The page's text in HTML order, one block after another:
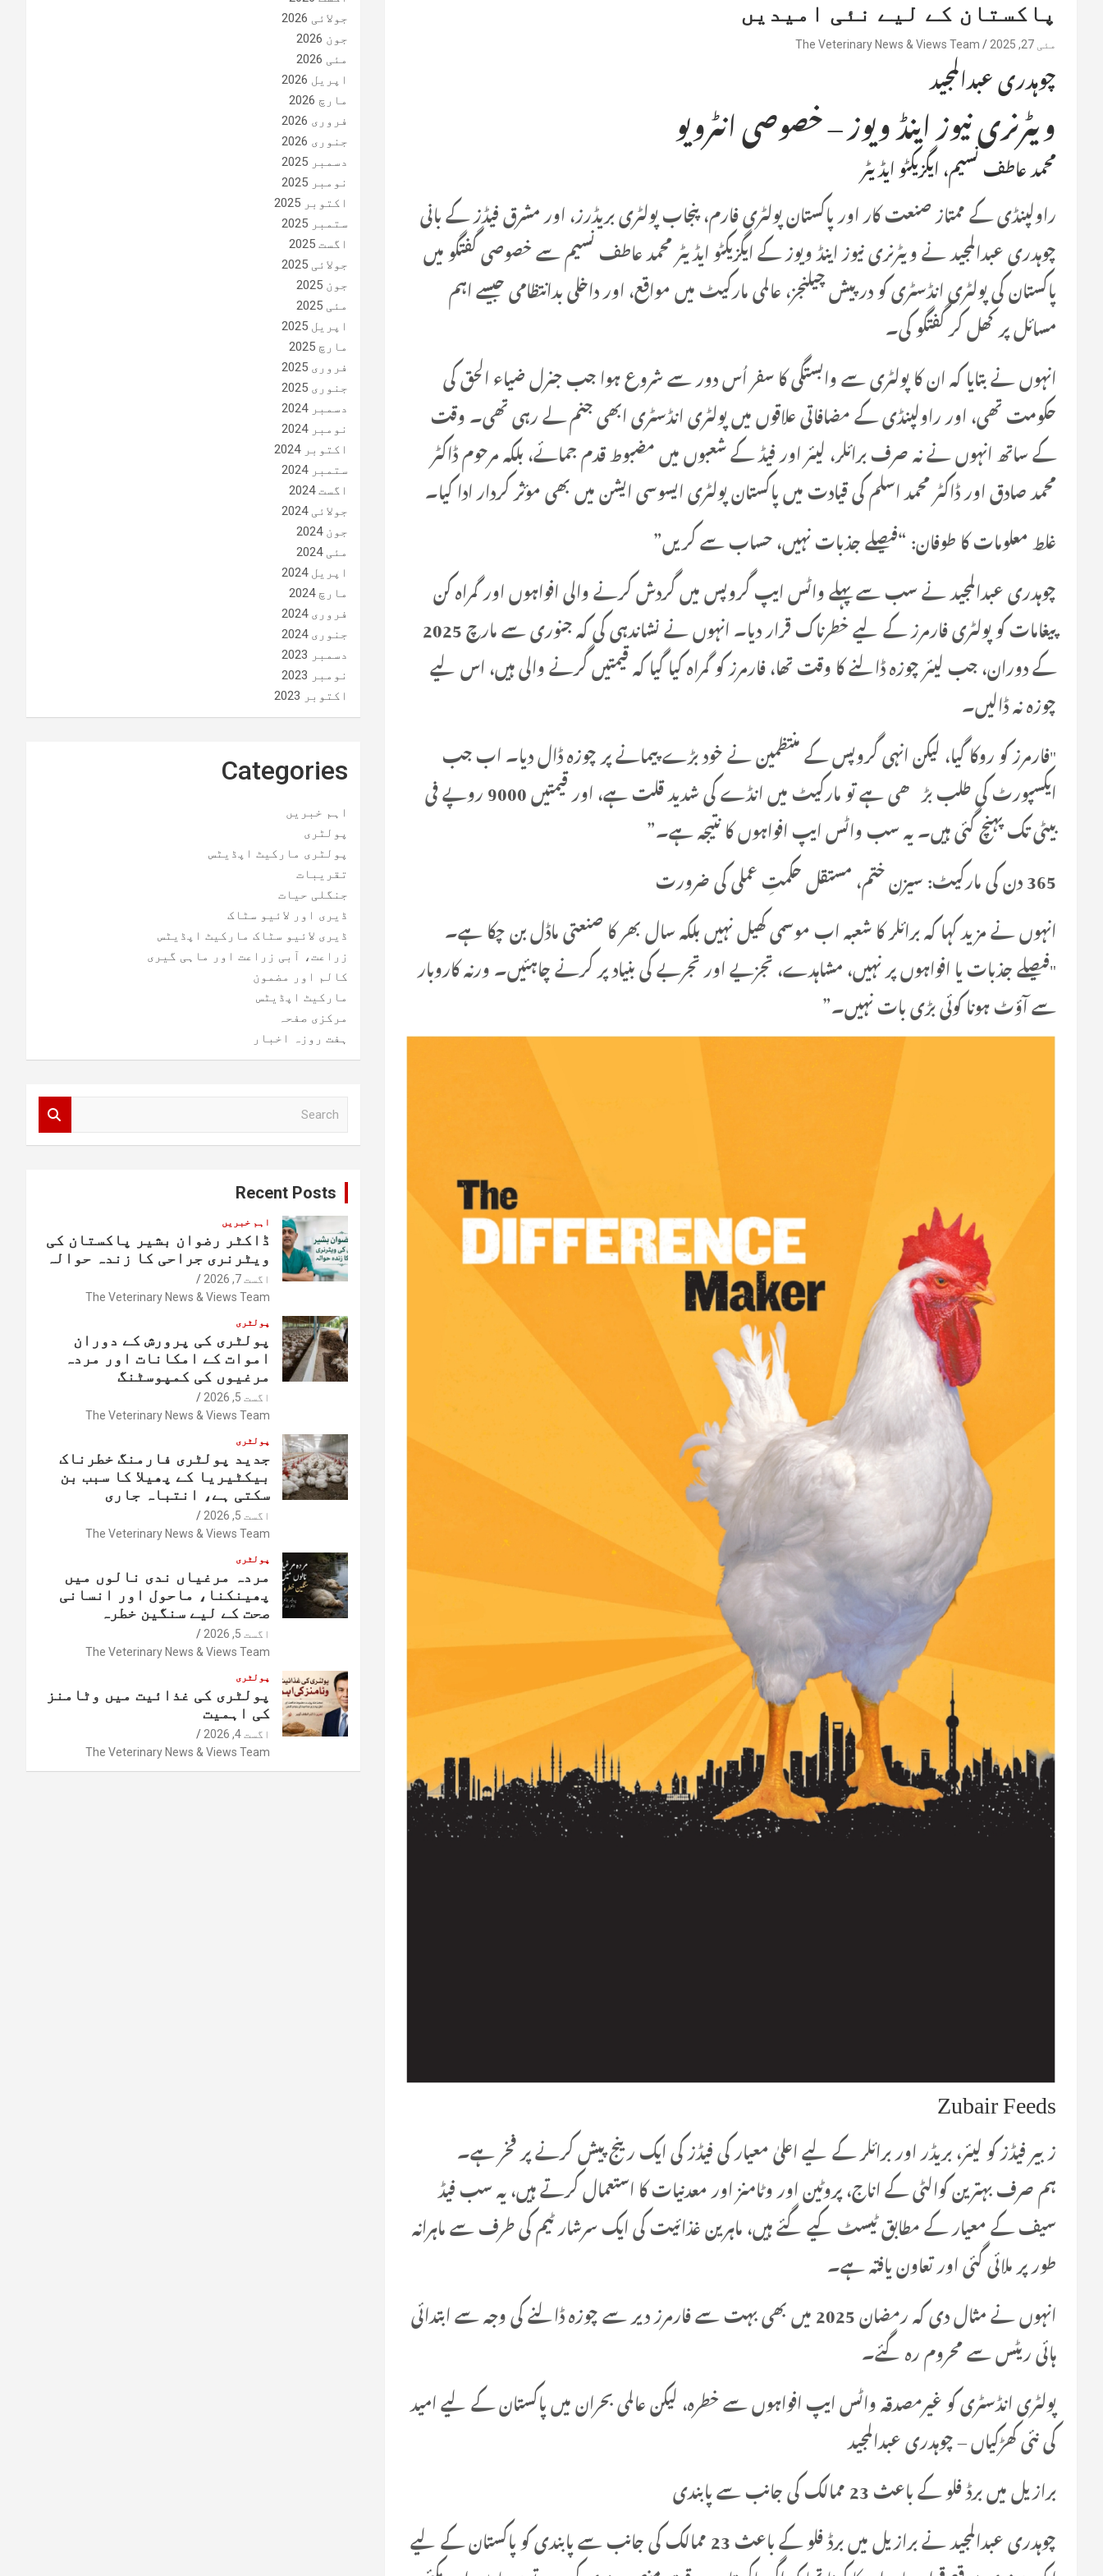
پاکستان کے لیے نئی امیدیں
مئی 27, 2025 The Veterinary News & Views Team
چوہدری عبدالمجید
ویٹرنری نیوز اینڈ ویوز – خصوصی انٹرویو
محمد عاطف نسیم، ایگزیکٹو ایڈیٹر
راولپنڈی کے ممتاز صنعت کار اور پاکستان پولٹری فارم، پنجاب پولٹری بریڈرز، اور مشرق فیڈز کے بانی
چوہدری عبدالمجید نے ویٹرنری نیوز اینڈ ویوز کے ایگزیکٹو ایڈیٹر محمد عاطف نسیم سے خصوصی گفتگو میں
پاکستان کی پولٹری انڈسٹری کو درپیش چیلنجز، عالمی مارکیٹ میں مواقع، اور داخلی بدانتظامی جیسے اہم
مسائل پر کھل کر گفتگو کی۔
انہوں نے بتایا کہ ان کا پولٹری سے وابستگی کا سفر اُس دور سے شروع ہوا جب جنرل ضیاء الحق کی
حکومت تھی، اور راولپنڈی کے مضافاتی علاقوں میں پولٹری انڈسٹری ابھی جنم لے رہی تھی۔ وقت
کے ساتھ انہوں نے نہ صرف برائلر، لیئر اور فیڈ کے شعبوں میں مضبوط قدم جمائے، بلکہ مرحوم ڈاکٹر
محمد صادق اور ڈاکٹر محمد اسلم کی قیادت میں پاکستان پولٹری ایسوسی ایشن میں بھی مؤثر کردار ادا کیا۔
غلط معلومات کا طوفان: “فیصلے جذبات نہیں، حساب سے کریں”
چوہدری عبدالمجید نے سب سے پہلے واٹس ایپ گروپس میں گردش کرنے والی افواہوں اور گمراہ کن
پیغامات کو پولٹری فارمرز کے لیے خطرناک قرار دیا۔ انہوں نے نشاندہی کی کہ جنوری سے مارچ 2025
کے دوران، جب لیئر چوزہ ڈالنے کا وقت تھا، فارمرز کو گمراہ کیا گیا کہ قیمتیں گرنے والی ہیں، اس لیے
چوزہ نہ ڈالیں۔
"فارمرز کو روکا گیا، لیکن انہی گروپس کے منتظمین نے خود بڑے پیمانے پر چوزہ ڈال دیا۔ اب جب
ایکسپورٹ کی طلب بڑھی ہے تو مارکیٹ میں انڈے کی شدید قلت ہے، اور قیمتیں 9000 روپے فی
بیٹی تک پہنچ گئی ہیں۔ یہ سب واٹس ایپ افواہوں کا نتیجہ ہے۔”
365 دن کی مارکیٹ: سیزن ختم، مستقل حکمتِ عملی کی ضرورت
انہوں نے مزید کہا کہ برائلر کا شعبہ اب موسمی کھیل نہیں بلکہ سال بھر کا صنعتی ماڈل بن چکا ہے۔
"فیصلے جذبات یا افواہوں پر نہیں، مشاہدے، تجزیے اور تجربے کی بنیاد پر کرنے چاہئیں۔ ورنہ کاروبار
سے آؤٹ ہونا کوئی بڑی بات نہیں۔”
Zubair Feeds
زبیر فیڈز کو لیئر، بریڈر اور برائلر کے لیے اعلیٰ معیار کی فیڈز کی ایک رینج پیش کرنے پر فخر ہے۔
ہم صرف بہترین کوالٹی کے اناج، پروٹین اور وٹامنز اور معدنیات کا استعمال کرتے ہیں، یہ سب فیڈ
سیف کے معیار کے مطابق ٹیسٹ کیے گئے ہیں، ماہرین غذائیت کی ایک سرشار ٹیم کی طرف سے ماہرانہ
طور پر ملائی گئی اور تعاون یافتہ ہے۔
انہوں نے مثال دی کہ رمضان 2025 میں بھی بہت سے فارمرز دیر سے چوزہ ڈالنے کی وجہ سے ابتدائی
ہائی ریٹس سے محروم رہ گئے۔
پولٹری انڈسٹری کو غیرمصدقہ واٹس ایپ افواہوں سے خطرہ، لیکن عالمی بحران میں پاکستان کے لیے امید
کی نئی کھڑکیاں – چوہدری عبدالمجید
برازیل میں برڈ فلو کے باعث 23 ممالک کی جانب سے پابندی
چوہدری عبدالمجید نے برازیل میں برڈ فلو کے باعث 23 ممالک کی جانب سے پابندی کو پاکستان کے لیے
جولائی 2026
جون 2026
مئی 2026
اپریل 2026
مارچ 2026
فروری 2026
جنوری 2026
دسمبر 2025
نومبر 2025
اکتوبر 2025
ستمبر 2025
اگست 2025
جولائی 2025
جون 2025
مئی 2025
اپریل 2025
مارچ 2025
فروری 2025
جنوری 2025
دسمبر 2024
نومبر 2024
اکتوبر 2024
ستمبر 2024
اگست 2024
جولائی 2024
جون 2024
مئی 2024
اپریل 2024
مارچ 2024
فروری 2024
جنوری 2024
دسمبر 2023
نومبر 2023
اکتوبر 2023
Categories
اہم خبریں
پولٹری
پولٹری مارکیٹ اپڈیٹس
تقریبات
جنگلی حیات
ڈیری اور لائیو سٹاک
ڈیری لائیو سٹاک مارکیٹ اپڈیٹس
زراعت، آبی زراعت اور ماہی گیری
کالم اور مضمون
مارکیٹ اپڈیٹس
مرکزی صفحہ
ہفت روزہ اخبار
Recent Posts
اہم خبریں
ڈاکٹر رضوان بشیر پاکستان کی
ویٹرنری جراحی کا زندہ حوالہ
اگست 7, 2026
The Veterinary News & Views Team
پولٹری
پولٹری کی پرورش کے دوران
اموات کے امکانات اور مردہ
مرغیوں کی کمپوسٹنگ
اگست 5, 2026
The Veterinary News & Views Team
پولٹری
جدید پولٹری فارمنگ خطرناک
بیکٹیریا کے پھیلا کا سبب بن
سکتی ہے، انتباہ جاری
اگست 5, 2026
The Veterinary News & Views Team
پولٹری
مردہ مرغیاں ندی نالوں میں
پھینکنا، ماحول اور انسانی
صحت کے لیے سنگین خطرہ
اگست 5, 2026
The Veterinary News & Views Team
پولٹری
پولٹری کی غذائیت میں وٹامنز
کی اہمیت
اگست 4, 2026
The Veterinary News & Views Team